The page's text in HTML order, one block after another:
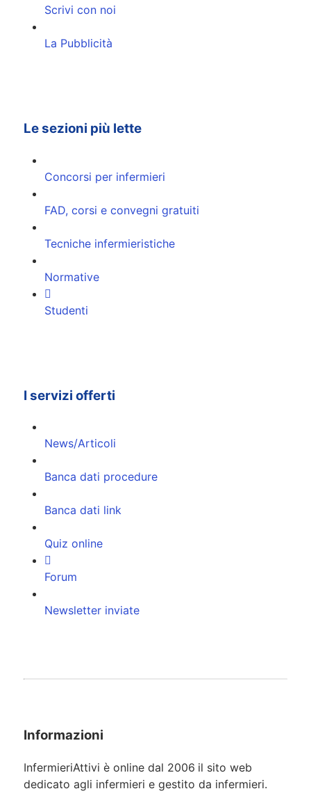
Scrivi con noi
La Pubblicità
Le sezioni più lette
Concorsi per infermieri
FAD, corsi e convegni gratuiti
Tecniche infermieristiche
Normative
Studenti
I servizi offerti
News/Articoli
Banca dati procedure
Banca dati link
Quiz online
Forum
Newsletter inviate
Informazioni
InfermieriAttivi è online dal 2006 il sito web
dedicato agli infermieri e gestito da infermieri.